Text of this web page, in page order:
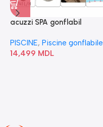
acuzzi SPA gonflabil
Bubble” 28446
PISCINE, Piscine gonflabile
14,499 MDL